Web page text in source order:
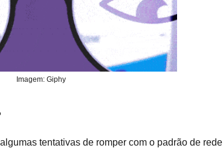
Imagem: Giphy
tentativas de romper com o padrão de rede